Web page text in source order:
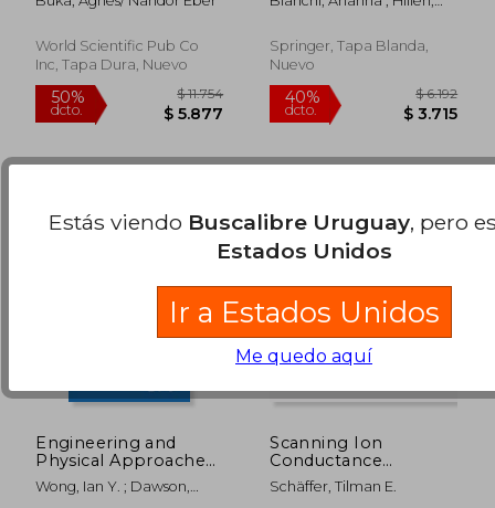
$ 2.931
World Scientific Pub Co
Inc, Tapa Dura, Nuevo
Springer, Tapa Blanda,
Nuevo
Engineering and
Physical Approaches
to Cancer (en Inglés)
Wong, Ian Y. ; Dawson,
Scanning Ion
Conductance
Microscopy (en
Inglés)
Schäffer, Tilman E.
Estás viendo Buscalibre Uruguay, pero
Estados Unidos
Ir a Estados Unidos
Me quedo aquí